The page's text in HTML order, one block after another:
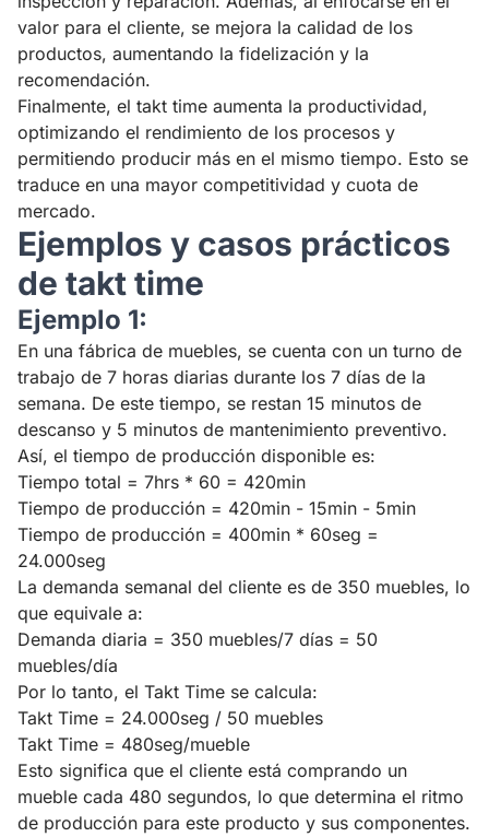
valor para el cliente, se mejora la calidad de los
productos, aumentando la fidelización y la
recomendación.
Finalmente, el takt time aumenta la productividad,
optimizando el rendimiento de los procesos y
permitiendo producir más en el mismo tiempo. Esto se
traduce en una mayor competitividad y cuota de
mercado.
Ejemplos y casos prácticos
de takt time
Ejemplo 1:
En una fábrica de muebles, se cuenta con un turno de
trabajo de 7 horas diarias durante los 7 días de la
semana. De este tiempo, se restan 15 minutos de
descanso y 5 minutos de mantenimiento preventivo.
Así, el tiempo de producción disponible es:
Tiempo total = 7hrs * 60 = 420min
Tiempo de producción = 420min - 15min - 5min
Tiempo de producción = 400min * 60seg =
24.000seg
La demanda semanal del cliente es de 350 muebles, lo
que equivale a:
Demanda diaria = 350 muebles/7 días = 50
muebles/día
Por lo tanto, el Takt Time se calcula:
Takt Time = 24.000seg / 50 muebles
Takt Time = 480seg/mueble
Esto significa que el cliente está comprando un
mueble cada 480 segundos, lo que determina el ritmo
de producción para este producto y sus componentes.